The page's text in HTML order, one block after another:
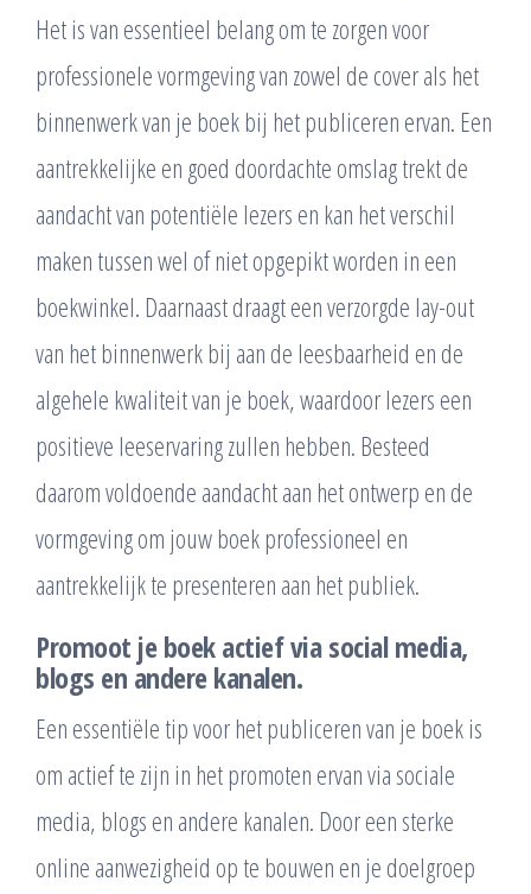
Het is van essentieel belang om te zorgen voor
professionele vormgeving van zowel de cover als het
binnenwerk van je boek bij het publiceren ervan. Een
aantrekkelijke en goed doordachte omslag trekt de
aandacht van potentiële lezers en kan het verschil
maken tussen wel of niet opgepikt worden in een
boekwinkel. Daarnaast draagt een verzorgde lay-out
van het binnenwerk bij aan de leesbaarheid en de
algehele kwaliteit van je boek, waardoor lezers een
positieve leeservaring zullen hebben. Besteed
daarom voldoende aandacht aan het ontwerp en de
vormgeving om jouw boek professioneel en
aantrekkelijk te presenteren aan het publiek.
Promoot je boek actief via social media,
blogs en andere kanalen.
Een essentiële tip voor het publiceren van je boek is
om actief te zijn in het promoten ervan via sociale
media, blogs en andere kanalen. Door een sterke
online aanwezigheid op te bouwen en je doelgroep